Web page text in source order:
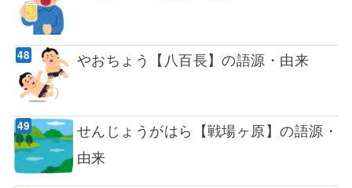
やおちょう【八百長】の語源・由来
せんじょうがはら【戦場ヶ原】の語源・
由来